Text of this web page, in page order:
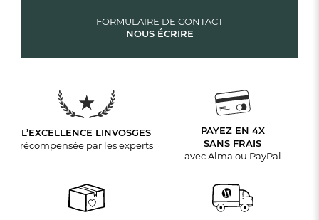
FORMULAIRE DE CONTACT
NOUS ÉCRIRE
L’EXCELLENCE LINVOSGES
récompensée par les experts
PAYEZ EN 4X
SANS FRAIS
avec Alma ou PayPal